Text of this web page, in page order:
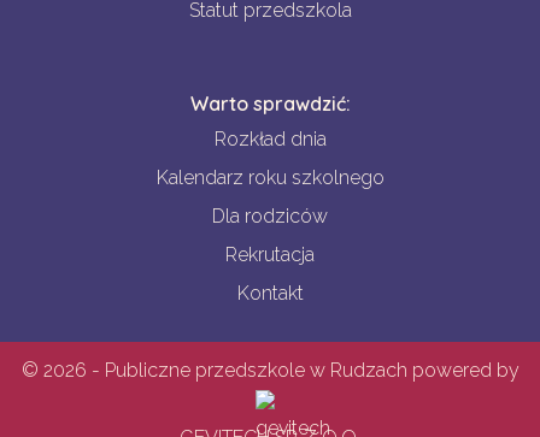
Statut przedszkola
Warto sprawdzić:
Rozkład dnia
Kalendarz roku szkolnego
Dla rodziców
Rekrutacja
Kontakt
© 2026 - Publiczne przedszkole w Rudzach powered by